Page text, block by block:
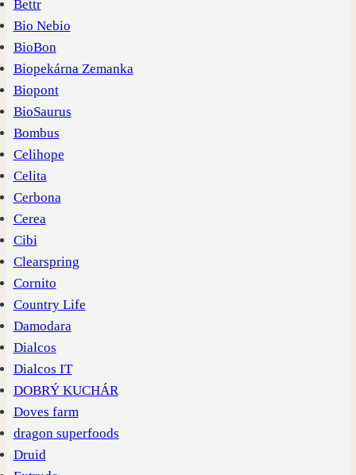
Bettr
Bio Nebio
BioBon
Biopekárna Zemanka
Biopont
BioSaurus
Bombus
Celihope
Celita
Cerbona
Cerea
Cibi
Clearspring
Cornito
Country Life
Damodara
Dialcos
Dialcos IT
DOBRÝ KUCHÁR
Doves farm
dragon superfoods
Druid